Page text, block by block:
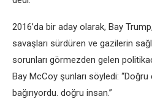
2016’da bir aday olarak, Bay
savaşları sürdüren ve gazilerin
sorunları görmezden gelen
Bay McCoy şunları söyledi:
bağırıyordu. doğru insan.”